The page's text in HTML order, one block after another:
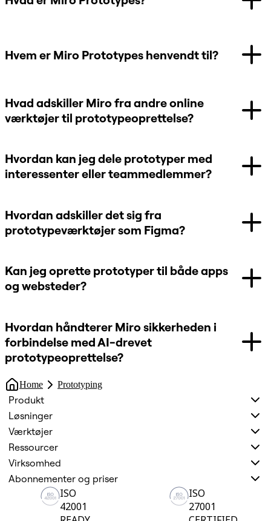
Hvem er Miro Prototypes henvendt til?
Hvad adskiller Miro fra andre online
værktøjer til prototypeoprettelse?
Hvordan kan jeg dele prototyper med
interessenter eller teammedlemmer?
Hvordan adskiller det sig fra
prototypeværktøjer som Figma?
Kan jeg oprette prototyper til både apps
og websteder?
Hvordan håndterer Miro sikkerheden i
forbindelse med AI-drevet
prototypeoprettelse?
Home Prototyping
Produkt
Løsninger
Værktøjer
Ressourcer
Virksomhed
Abonnementer og priser
ISO
42001
ISO
27001